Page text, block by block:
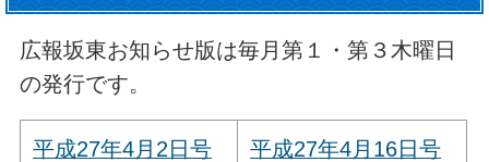
広報坂東お知らせ版は毎月第１・第３木曜日
の発行です。
平成27年4月2日号 平成27年4月16日号